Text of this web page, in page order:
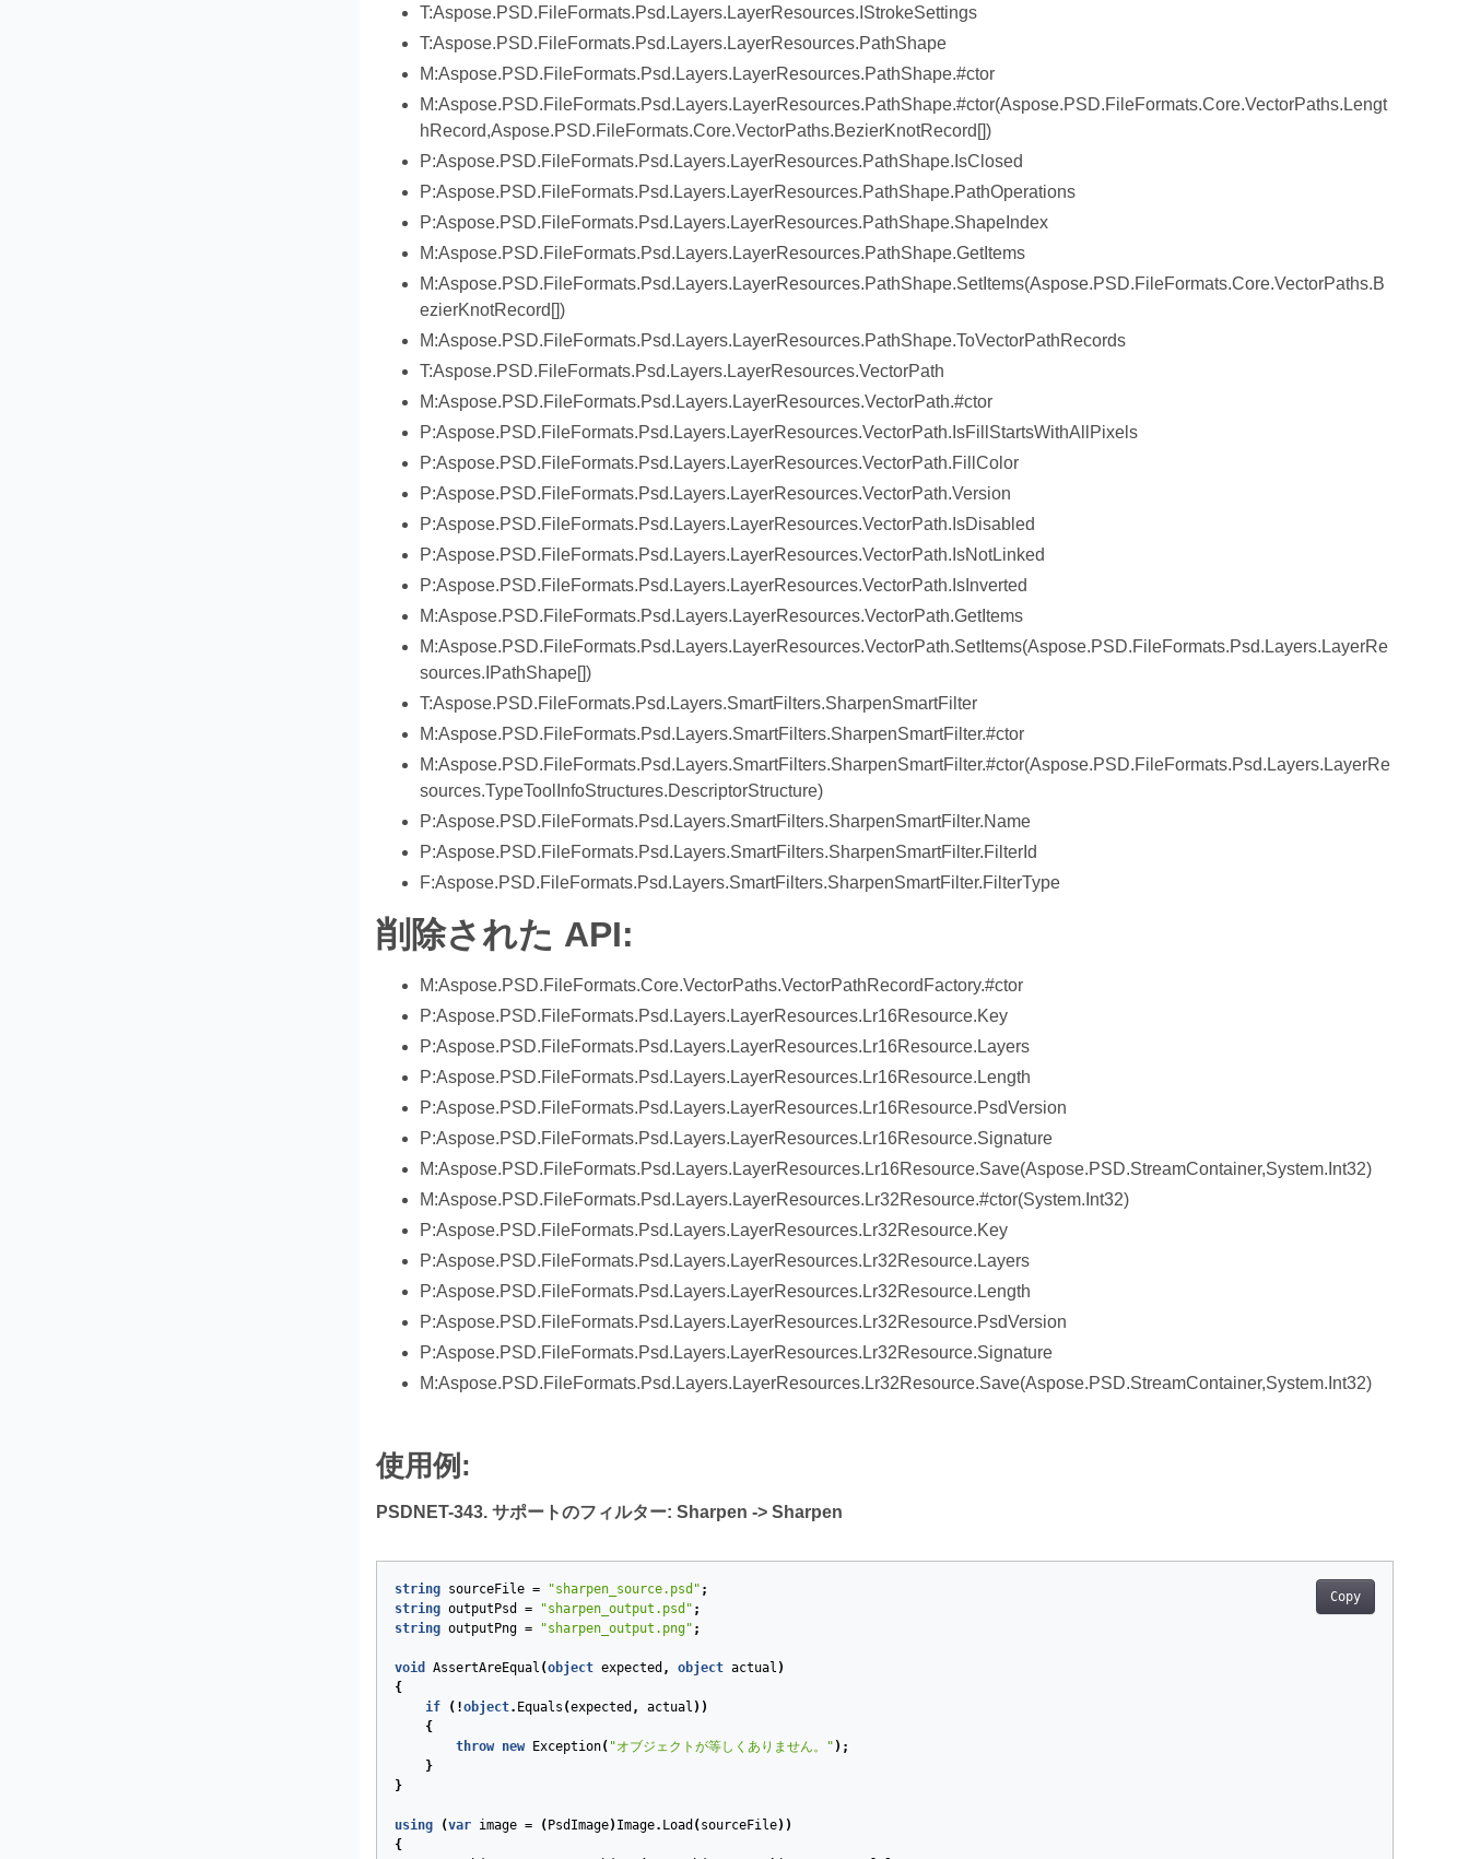
T:Aspose.PSD.FileFormats.Psd.Layers.LayerResources.IStrokeSettings
T:Aspose.PSD.FileFormats.Psd.Layers.LayerResources.PathShape
M:Aspose.PSD.FileFormats.Psd.Layers.LayerResources.PathShape.#ctor
M:Aspose.PSD.FileFormats.Psd.Layers.LayerResources.PathShape.#ctor(Aspose.PSD.FileFormats.Core.VectorPaths.Lengt
hRecord,Aspose.PSD.FileFormats.Core.VectorPaths.BezierKnotRecord[])
P:Aspose.PSD.FileFormats.Psd.Layers.LayerResources.PathShape.IsClosed
P:Aspose.PSD.FileFormats.Psd.Layers.LayerResources.PathShape.PathOperations
P:Aspose.PSD.FileFormats.Psd.Layers.LayerResources.PathShape.ShapeIndex
M:Aspose.PSD.FileFormats.Psd.Layers.LayerResources.PathShape.GetItems
M:Aspose.PSD.FileFormats.Psd.Layers.LayerResources.PathShape.SetItems(Aspose.PSD.FileFormats.Core.VectorPaths.B
ezierKnotRecord[])
M:Aspose.PSD.FileFormats.Psd.Layers.LayerResources.PathShape.ToVectorPathRecords
T:Aspose.PSD.FileFormats.Psd.Layers.LayerResources.VectorPath
M:Aspose.PSD.FileFormats.Psd.Layers.LayerResources.VectorPath.#ctor
P:Aspose.PSD.FileFormats.Psd.Layers.LayerResources.VectorPath.IsFillStartsWithAllPixels
P:Aspose.PSD.FileFormats.Psd.Layers.LayerResources.VectorPath.FillColor
P:Aspose.PSD.FileFormats.Psd.Layers.LayerResources.VectorPath.Version
P:Aspose.PSD.FileFormats.Psd.Layers.LayerResources.VectorPath.IsDisabled
P:Aspose.PSD.FileFormats.Psd.Layers.LayerResources.VectorPath.IsNotLinked
P:Aspose.PSD.FileFormats.Psd.Layers.LayerResources.VectorPath.IsInverted
M:Aspose.PSD.FileFormats.Psd.Layers.LayerResources.VectorPath.GetItems
M:Aspose.PSD.FileFormats.Psd.Layers.LayerResources.VectorPath.SetItems(Aspose.PSD.FileFormats.Psd.Layers.LayerRe
sources.IPathShape[])
T:Aspose.PSD.FileFormats.Psd.Layers.SmartFilters.SharpenSmartFilter
M:Aspose.PSD.FileFormats.Psd.Layers.SmartFilters.SharpenSmartFilter.#ctor
M:Aspose.PSD.FileFormats.Psd.Layers.SmartFilters.SharpenSmartFilter.#ctor(Aspose.PSD.FileFormats.Psd.Layers.LayerRe
sources.TypeToolInfoStructures.DescriptorStructure)
P:Aspose.PSD.FileFormats.Psd.Layers.SmartFilters.SharpenSmartFilter.Name
P:Aspose.PSD.FileFormats.Psd.Layers.SmartFilters.SharpenSmartFilter.FilterId
F:Aspose.PSD.FileFormats.Psd.Layers.SmartFilters.SharpenSmartFilter.FilterType
削除された API:
M:Aspose.PSD.FileFormats.Core.VectorPaths.VectorPathRecordFactory.#ctor
P:Aspose.PSD.FileFormats.Psd.Layers.LayerResources.Lr16Resource.Key
P:Aspose.PSD.FileFormats.Psd.Layers.LayerResources.Lr16Resource.Layers
P:Aspose.PSD.FileFormats.Psd.Layers.LayerResources.Lr16Resource.Length
P:Aspose.PSD.FileFormats.Psd.Layers.LayerResources.Lr16Resource.PsdVersion
P:Aspose.PSD.FileFormats.Psd.Layers.LayerResources.Lr16Resource.Signature
M:Aspose.PSD.FileFormats.Psd.Layers.LayerResources.Lr16Resource.Save(Aspose.PSD.StreamContainer,System.Int32)
M:Aspose.PSD.FileFormats.Psd.Layers.LayerResources.Lr32Resource.#ctor(System.Int32)
P:Aspose.PSD.FileFormats.Psd.Layers.LayerResources.Lr32Resource.Key
P:Aspose.PSD.FileFormats.Psd.Layers.LayerResources.Lr32Resource.Layers
P:Aspose.PSD.FileFormats.Psd.Layers.LayerResources.Lr32Resource.Length
P:Aspose.PSD.FileFormats.Psd.Layers.LayerResources.Lr32Resource.PsdVersion
P:Aspose.PSD.FileFormats.Psd.Layers.LayerResources.Lr32Resource.Signature
M:Aspose.PSD.FileFormats.Psd.Layers.LayerResources.Lr32Resource.Save(Aspose.PSD.StreamContainer,System.Int32)
使用例:
PSDNET-343. サポートのフィルター: Sharpen -> Sharpen
Copy
string sourceFile = "sharpen_source.psd" ;
string outputPsd = "sharpen_output.psd" ;
string outputPng = "sharpen_output.png" ;
void AssertAreEqual (object expected , object actual )
{
if
(!object. Equals (expected , actual ))
{
throw
new Exception( "オブジェクトが等しくありません。" );
}
}
using (var image = ( PsdImage) Image. Load ( sourceFile))
{